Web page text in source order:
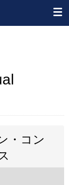
・コン